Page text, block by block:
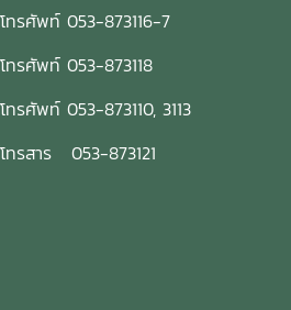
ทรศัพท์ 053-873116-7
ทรศัพท์ 053-873118
ทรศัพท์ 053-873110, 3113
ทรสาร 053-873121